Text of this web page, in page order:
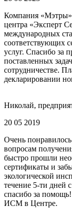
Компания «Мэтры»
центра «Эксперт
международных
соответствующих
услуг. Спасибо за
поставленных
сотрудничестве.
декларировании
Николай,
20 05 2019
Очень
вопросам
быстро прошли
сертификаты и
экологической
течение 5-ти дней
спасибо за
ИСМ в Центре.